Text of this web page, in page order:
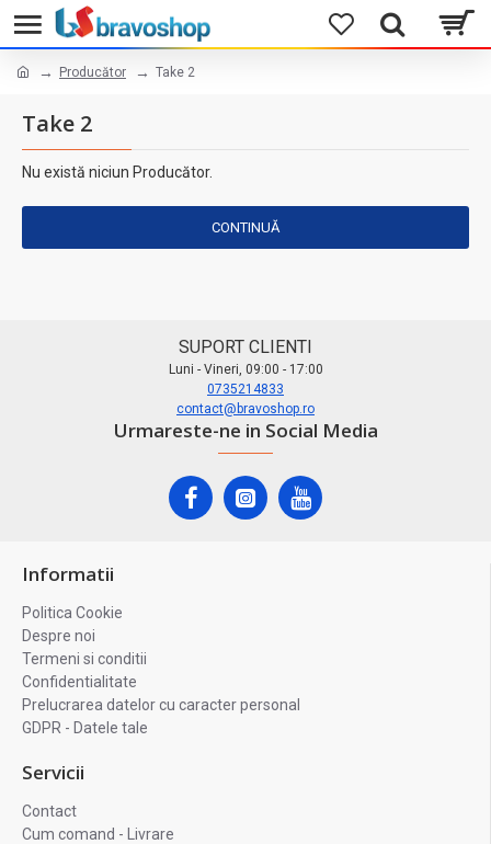
Producător Take 2
Take 2
Nu există niciun Producător.
CONTINUĂ
SUPORT CLIENTI
Luni - Vineri, 09:00 - 17:00
0735214833
contact@bravoshop.ro
Urmareste-ne in Social Media
Informatii
Politica Cookie
Despre noi
Termeni si conditii
Confidentialitate
Prelucrarea datelor cu caracter personal
GDPR - Datele tale
Servicii
Contact
Cum comand - Livrare